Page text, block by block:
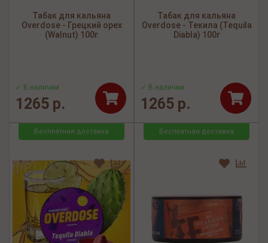
Табак для кальяна
Overdose - Грецкий орех
(Walnut) 100г
✓ В наличии
1265 р.
Табак для кальяна
Overdose - Текила (Tequila
Diabla) 100г
✓ В наличии
1265 р.
Бесплатная доставка Бесплатная доставка